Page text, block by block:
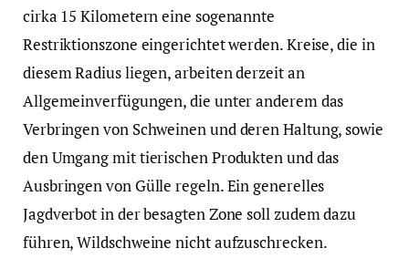
cirka 15 Kilometern eine sogenannte
Restriktionszone eingerichtet werden. Kreise, die in
diesem Radius liegen, arbeiten derzeit an
Allgemeinverfügungen, die unter anderem das
Verbringen von Schweinen und deren Haltung, sowie
den Umgang mit tierischen Produkten und das
Ausbringen von Gülle regeln. Ein generelles
Jagdverbot in der besagten Zone soll zudem dazu
führen, Wildschweine nicht aufzuschrecken.